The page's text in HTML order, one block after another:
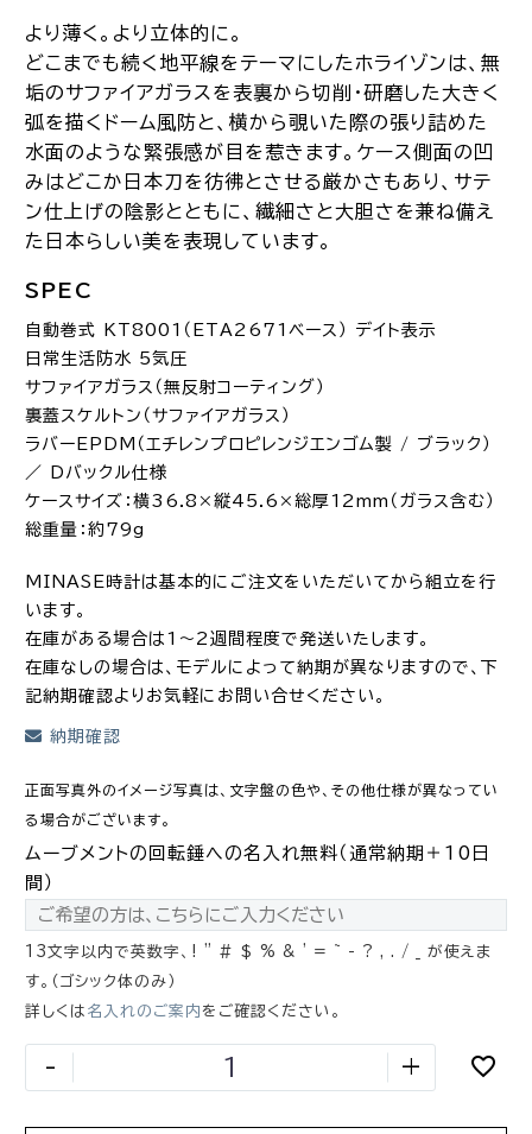
より薄く。より立体的に。
どこまでも続く地平線をテーマにしたホライゾンは、無
垢のサファイアガラスを表裏から切削・研磨した大きく
弧を描くドーム風防と、横から覗いた際の張り詰めた
水面のような緊張感が目を惹きます。ケース側面の凹
みはどこか日本刀を彷彿とさせる厳かさもあり、サテ
ン仕上げの陰影とともに、繊細さと大胆さを兼ね備え
た日本らしい美を表現しています。
SPEC
自動巻式 KT8001（ETA2671ベース） デイト表示
日常生活防水 5気圧
サファイアガラス（無反射コーティング）
裏蓋スケルトン（サファイアガラス）
ラバーEPDM（エチレンプロピレンジエンゴム製 / ブラック）
／ Dバックル仕様
ケースサイズ：横36.8×縦45.6×総厚12mm（ガラス含む）
総重量：約79g
MINASE時計は基本的にご注文をいただいてから組立を行
います。
在庫がある場合は1～2週間程度で発送いたします。
在庫なしの場合は、モデルによって納期が異なりますので、下
記納期確認よりお気軽にお問い合せください。
納期確認
正面写真外のイメージ写真は、文字盤の色や、その他仕様が異なってい
る場合がございます。
ムーブメントの回転錘への名入れ無料（通常納期＋10日
間）
13文字以内で英数字、! " # $ % & ' = ~ - ? , . / _ が使えま
す。（ゴシック体のみ）
詳しくは 名入れのご案内をご確認ください。
- +